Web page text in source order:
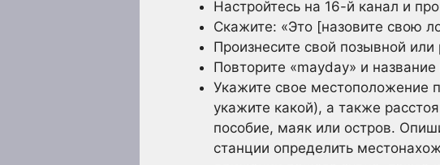
Настройтесь на 16-й канал и
Скажите: «Это [назовите свою
Произнесите свой позывной
Повторите «mayday» и
Укажите свое местоположение
укажите какой), а также
пособие, маяк или остров.
станции определить